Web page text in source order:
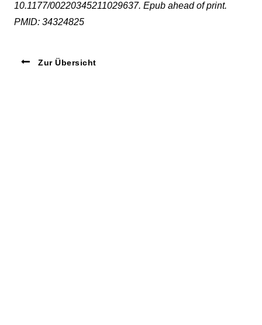
10.1177/00220345211029637. Epub ahead of print.
PMID: 34324825
Zur Übersicht